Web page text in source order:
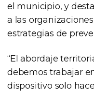
el municipio, y
a las
estrategias de
“El abordaje
debemos trabajar
dispositivo solo